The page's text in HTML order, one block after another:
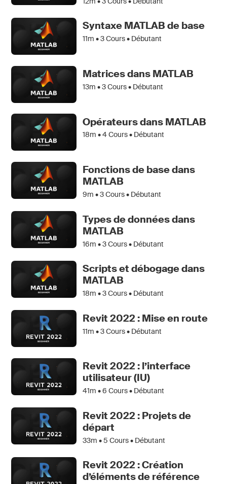
Syntaxe MATLAB de base
11m •3Cours • Débutant
Matrices dans MATLAB
13m •3Cours • Débutant
Opérateurs dans MATLAB
18m •4Cours • Débutant
Fonctions de base dans
MATLAB
9m •3Cours • Débutant
Types de données dans
MATLAB
16m •3Cours • Débutant
Scripts et débogage dans
MATLAB
18m •3Cours • Débutant
Revit 2022 : Mise en route
11m •3Cours • Débutant
Revit 2022 : l’interface
utilisateur (IU)
41m •6 Cours • Débutant
Revit 2022 : Projets de
départ
33m •5 Cours • Débutant
Revit 2022 : Création
d’éléments de référence